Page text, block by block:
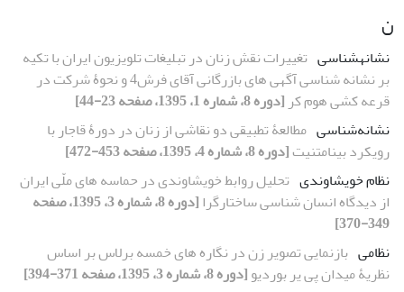
ن
نشانه‏شناسی تغییرات نقش زنان در تبلیغات تلویزیون ایران با تکیه
بر نشانه ‏شناسی آگهی‏ های بازرگانی آقای فرش4 و نحوۀ شرکت در
قرعه ‏کشی هوم ‏کر [دوره 8، شماره 1، 1395، صفحه 23-44]
نشانه‌شناسی مطالعۀ تطبیقی دو نقاشی از زنان در دورۀ قاجار با
رویکرد بینامتنیت[دوره 8، شماره 4، 1395، صفحه 453-472]
نظام خویشاوندی تحلیل روابط خویشاوندی در حماسه های ملّی ایران
از دیدگاه انسان شناسی ساختارگرا
[دوره 8، شماره 3، 1395، صفحه
349-370]
نظامی بازنمایی تصویر زن در نگاره های خمسه برلاس بر اساس
نظریۀ میدان پی یر بوردیو[دوره 8، شماره 3، 1395، صفحه 371-394]